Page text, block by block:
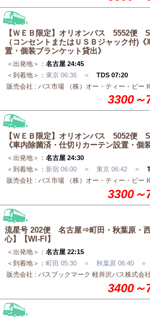
【ＷＥＢ限定】オリオンバス 5552
（コンセントまたはＵＳＢジャック付)
置・個装ブランケット貸出》
＜出発地＞： 名古屋 24:45
＜到着地＞： 東京 06:36 ＝ TDS 07:20
販売会社 : バス市場 （株）オー・ティー・ビー
3300～
【ＷＥＢ限定】オリオンバス 5052
《車内除菌済・仕切りカーテン設置・個
＜出発地＞： 名古屋 24:30
＜到着地＞： 新宿 06:00 ＝ 東京 06:42 ＝
販売会社 : バス市場 （株）オー・ティー・ビー
3300～
流星号 202便 名古屋⇒町田・秋葉原・
心】【WI-FI】
＜出発地＞： 名古屋 22:15
＜到着地＞： 町田 05:30 ＝ 秋葉原 06:40 ＝
販売会社 : バスブックマーク 軽井沢バス株式会
3400～